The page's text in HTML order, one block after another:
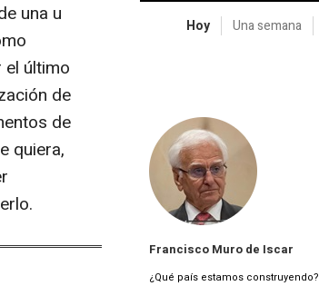
una u
el último
de
de
quiera,
Hoy Una semana
Francisco Muro de Iscar
¿Qué país estamos construyendo?